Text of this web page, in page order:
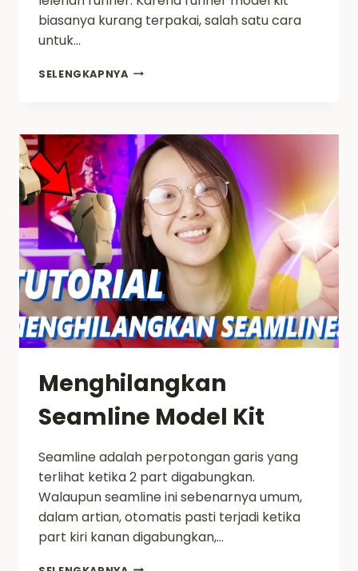
biasanya kurang terpakai, salah satu cara
untuk…
SELENGKAPNYA MEMBUAT
RUNNER
Menghilangkan
Seamline Model Kit
Seamline adalah perpotongan garis yang
terlihat ketika 2 part digabungkan.
Walaupun seamline ini sebenarnya umum,
dalam artian, otomatis pasti terjadi ketika
part kiri kanan digabungkan,…
MENGHILANGKAN